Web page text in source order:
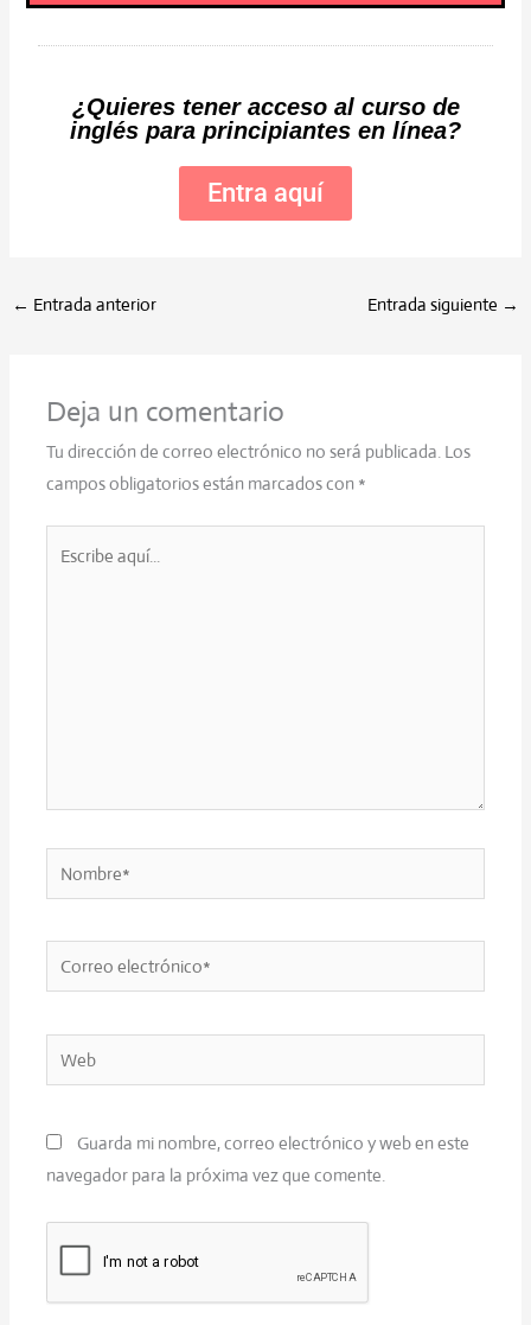
¿Quieres tener acceso al curso de
inglés para principiantes en línea?
Entra aquí
← Entrada anterior Entrada siguiente →
Deja un comentario
Tu dirección de correo electrónico no será publicada. Los
campos obligatorios están marcados con *
Nombre*
Correo
electrónico*
Web
Guarda mi nombre, correo electrónico y web en este
navegador para la próxima vez que comente.